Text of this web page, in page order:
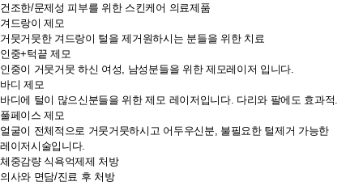
건조한/문제성 피부를 위한 스킨케어 의료제품
겨드랑이 제모
거뭇거뭇한 겨드랑이 털을 제거원하시는 분들을 위한 치료
인중+턱끝 제모
인중이 거뭇거뭇 하신 여성, 남성분들을 위한 제모레이저 입니다.
바디 제모
바디에 털이 많으신분들을 위한 제모 레이저입니다. 다리와 팔에도 효과적.
풀페이스 제모
얼굴이 전체적으로 거뭇거뭇하시고 어두우신분, 불필요한 털제거 가능한
레이저시술입니다.
체중감량 식욕억제제 처방
의사와 면담/진료 후 처방